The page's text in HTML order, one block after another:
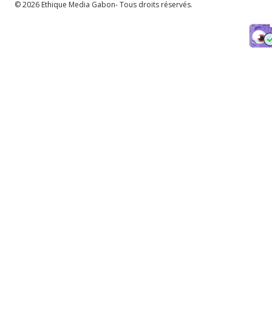
© 2026 Ethique Media Gabon- Tous droits réservés.